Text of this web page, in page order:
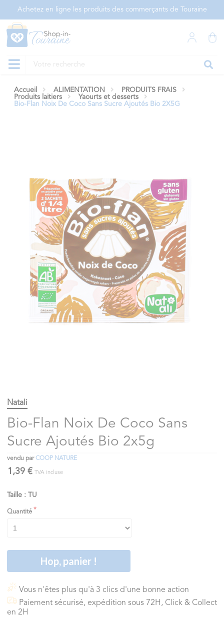
Achetez en ligne les produits des commerçants de Touraine
Accueil ALIMENTATION
PRODUITS FRAIS
Produits laitiers
Yaourts et desserts
Bio-Flan Noix De Coco Sans Sucre Ajoutés Bio 2X5G
Natali
Bio-Flan Noix De Coco Sans
Sucre Ajoutés Bio 2x5g
vendu parCOOP NATURE
1,39 € TVA incluse
Taille : TU
Quantité
Hop, panier !
Vous n'êtes plus qu'à 3 clics d'une bonne action
Paiement sécurisé, expédition sous 72H, Click & Collect
en 2H
Panneau de gestion des cookies